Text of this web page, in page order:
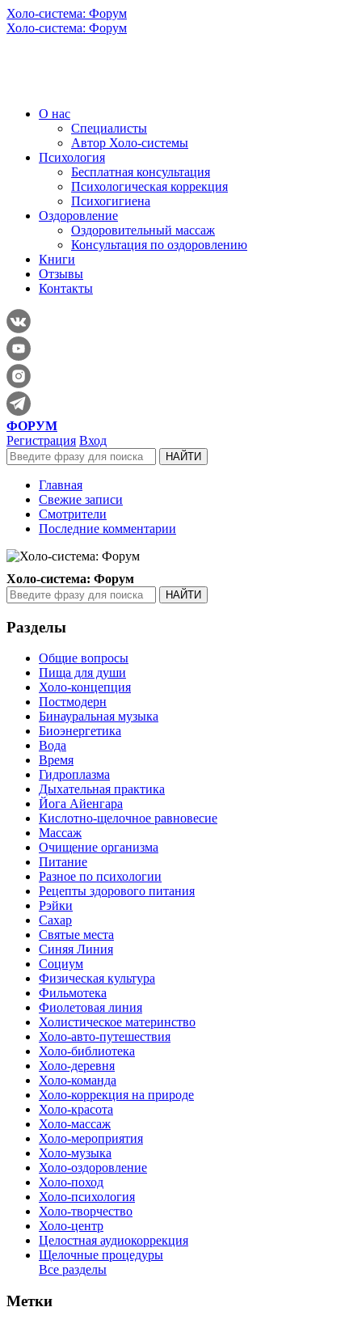
Холо-система: Форум
Холо-система: Форум
О нас
Специалисты
Автор Холо-системы
Психология
Бесплатная консультация
Психологическая коррекция
Психогигиена
Оздоровление
Оздоровительный массаж
Консультация по оздоровлению
Книги
Отзывы
Контакты
ФОРУМ
Регистрация Вход
Главная
Свежие записи
Смотрители
Последние комментарии
Холо-система: Форум
Разделы
Общие вопросы
Пища для души
Холо-концепция
Постмодерн
Бинауральная музыка
Биоэнергетика
Вода
Время
Гидроплазма
Дыхательная практика
Йога Айенгара
Кислотно-щелочное равновесие
Массаж
Очищение организма
Питание
Разное по психологии
Рецепты здорового питания
Рэйки
Сахар
Святые места
Синяя Линия
Социум
Физическая культура
Фильмотека
Фиолетовая линия
Холистическое материнство
Холо-авто-путешествия
Холо-библиотека
Холо-деревня
Холо-команда
Холо-коррекция на природе
Холо-красота
Холо-массаж
Холо-мероприятия
Холо-музыка
Холо-оздоровление
Холо-поход
Холо-психология
Холо-творчество
Холо-центр
Целостная аудиокоррекция
Щелочные процедуры
Все разделы
Метки